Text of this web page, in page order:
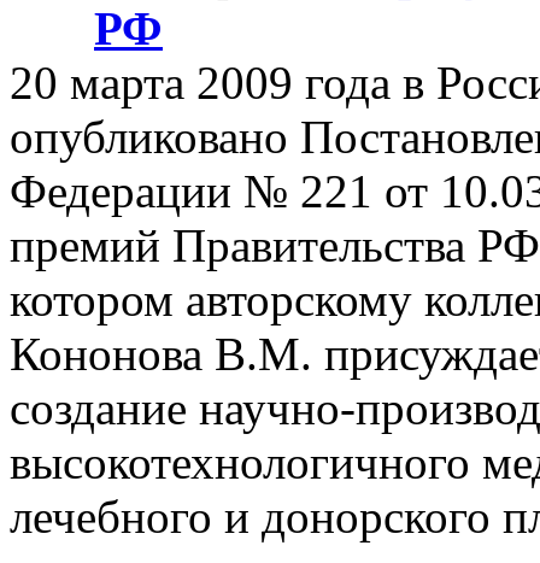
РФ
20 марта 2009 года в
опубликовано
Федерации № 221 от
премий Правительства
котором авторскому
Кононова В.М.
создание научно-
высокотехнологичного
лечебного и донорского